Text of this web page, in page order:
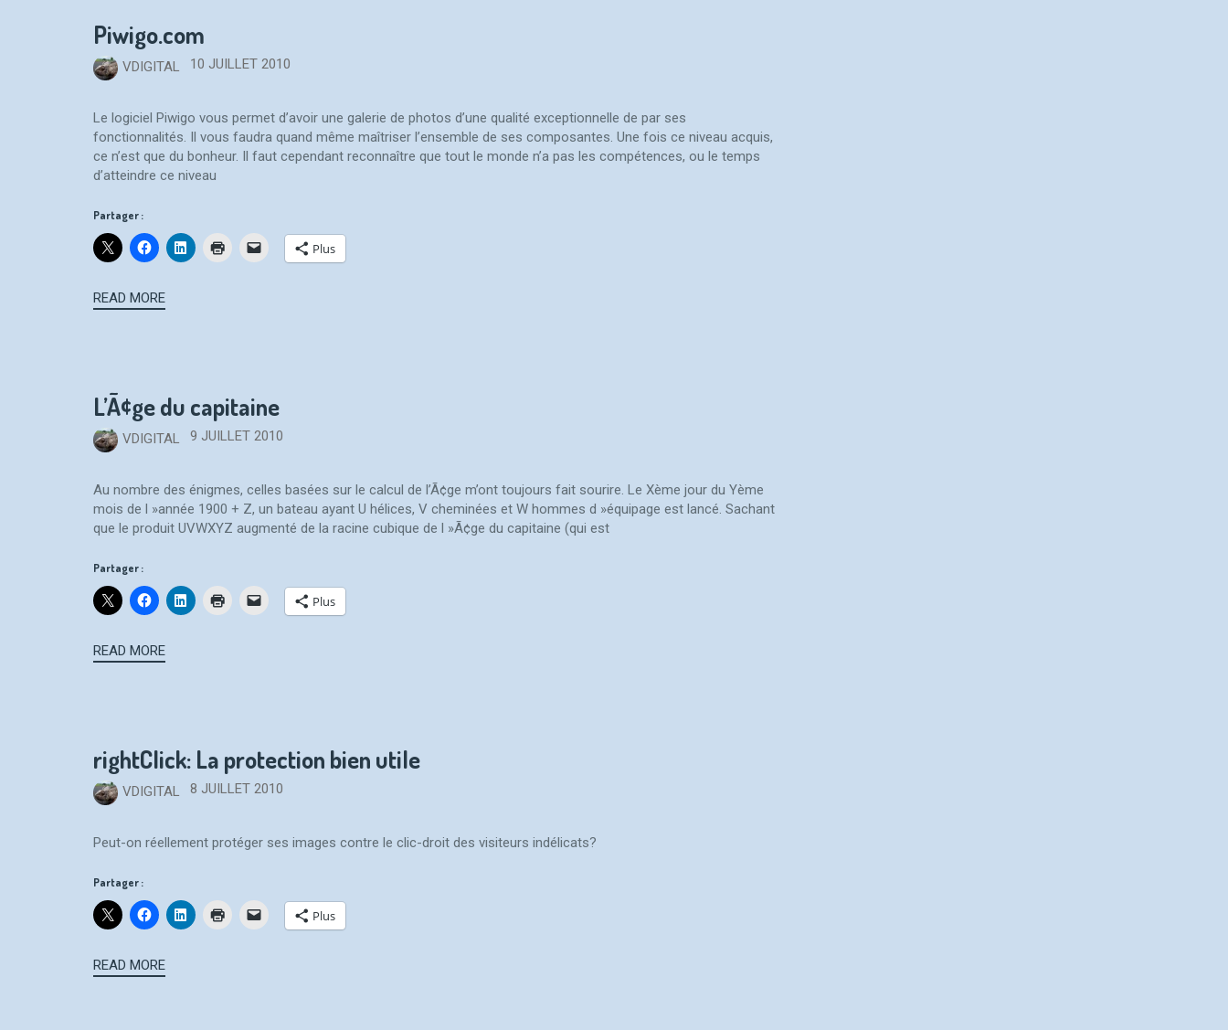
Piwigo.com
10 JUILLET 2010
VDIGITAL
Le logiciel Piwigo vous permet d’avoir une galerie de photos d’une qualité exceptionnelle de par ses
fonctionnalités. Il vous faudra quand même maîtriser l’ensemble de ses composantes. Une fois ce niveau acquis,
ce n’est que du bonheur. Il faut cependant reconnaître que tout le monde n’a pas les compétences, ou le temps
d’atteindre ce niveau
Partager :
Plus
READ MORE
L’Ã¢ge du capitaine
9 JUILLET 2010
VDIGITAL
Au nombre des énigmes, celles basées sur le calcul de l’Ã¢ge m’ont toujours fait sourire. Le Xème jour du Yème
mois de l »année 1900 + Z, un bateau ayant U hélices, V cheminées et W hommes d »équipage est lancé. Sachant
que le produit UVWXYZ augmenté de la racine cubique de l »Ã¢ge du capitaine (qui est
Partager :
Plus
READ MORE
rightClick: La protection bien utile
8 JUILLET 2010
VDIGITAL
Peut-on réellement protéger ses images contre le clic-droit des visiteurs indélicats?
Partager :
Plus
READ MORE